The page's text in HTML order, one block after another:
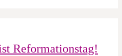
Reformationstag!